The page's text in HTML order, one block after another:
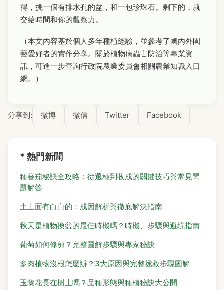
得，挑一個有排水孔的盆，和一包珍珠石。剩下的，就
交給時間和你的觀察力。
（本文內容基於個人多年種植經驗，並參考了國內外園
藝愛好者的實作分享。關於植物病蟲害防治等專業資
訊，可進一步查詢行政院農業委員會相關農業知識入口
網。）
分享到: 微博 微信 Twitter Facebook
* 熱門新聞
種蕃茄秘訣全攻略：從選種到收成的關鍵技巧與常見問
題解答
土上面有白白的：成因解析與徹底解決指南
秋天是植物換盆的最佳時機嗎？時機、步驟與避坑指南
葡萄如何修剪？完整圖解步驟與專家秘訣
多肉植物沒根怎麼辦？3大原因與完整拯救步驟圖解
玉蘭花長在樹上嗎？品種形態與種植秘訣大公開